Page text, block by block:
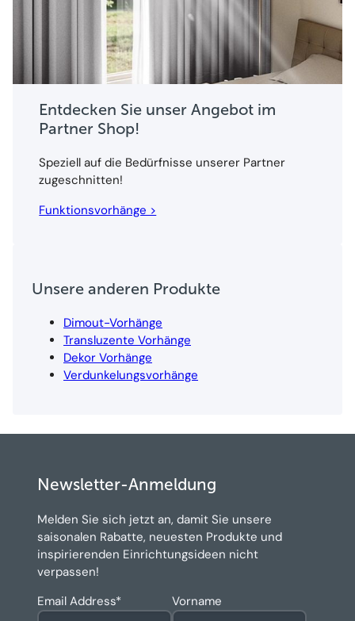
Entdecken Sie unser Angebot im
Partner Shop!
Speziell auf die Bedürfnisse unserer Partner
zugeschnitten!
Funktionsvorhänge >
Unsere anderen Produkte
Dimout-Vorhänge
Transluzente Vorhänge
Dekor Vorhänge
Verdunkelungsvorhänge
Newsletter-Anmeldung
Melden Sie sich jetzt an, damit Sie unsere
saisonalen Rabatte, neuesten Produkte und
inspirierenden Einrichtungsideen nicht
verpassen!
Email Address* Vorname